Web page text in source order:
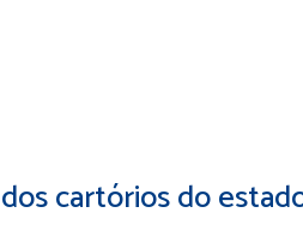
cartórios do